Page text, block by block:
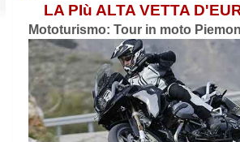
LA PIù ALTA VETTA
Mototurismo: Tour in moto